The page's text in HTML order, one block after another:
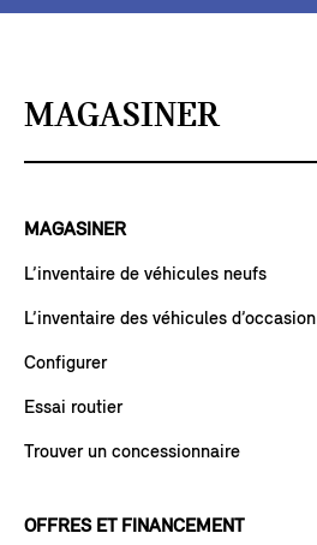
MAGASINER
MAGASINER
L’inventaire de véhicules neufs
L’inventaire des véhicules d’occasion
Configurer
Essai routier
Trouver un concessionnaire
OFFRES ET FINANCEMENT